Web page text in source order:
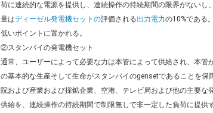
荷に連続的な電源を提供し、連続操作の持続期間の限界がない
量はディーゼル発電機セットの評価される出力電力の10%である
低いポイントに置かれる。
②スタンバイの発電機セット
通常、ユーザーによって必要な力は本管によって供給され、本
の基本的な生産そして生命がスタンバイのgensetであることを
院および産業および採鉱企業、空港、テレビ局および他の主要
供給を、連続操作の持続期間で制限無しで非一定した負荷に提供す